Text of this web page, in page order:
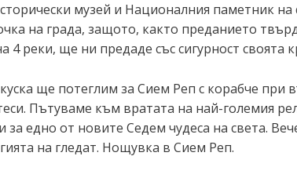
музей и Националния паметник
на града, защото, както преданието
4 реки, ще ни предаде със сигурност своята
ще потеглим за Сием Реп с корабче при
Пътуваме към вратата на най-големия
за едно от новите Седем чудеса на света.
на гледат. Нощувка в Сием Реп.